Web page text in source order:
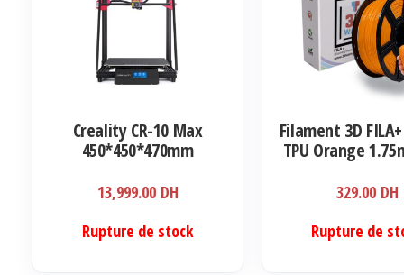
Creality CR-10 Max
450*450*470mm
13,999.00 DH
Rupture de stock
Filament 3D
TPU Orange
329.00 DH
Rupture de